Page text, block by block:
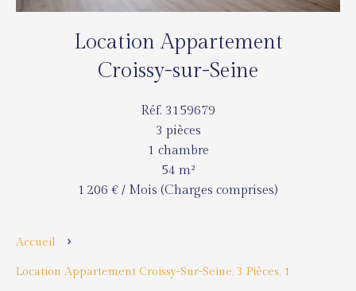
Location Appartement
Croissy-sur-Seine
Réf. 3159679
3 pièces
1 chambre
54 m²
1 206 € / Mois (Charges comprises)
Accueil
Location Appartement Croissy-Sur-Seine, 3 Pièces, 1